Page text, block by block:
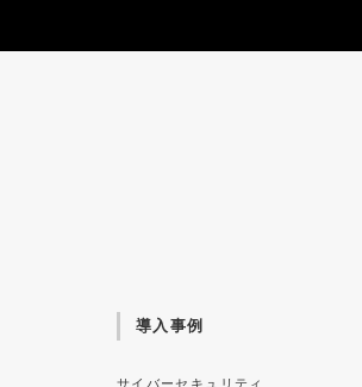
導入事例
サイバーセキュリティ